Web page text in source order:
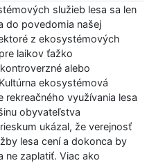
služieb lesa sa len
do povedomia našej
z ekosystémových
laikov ťažko
alebo
ekosystémová
rekreačného využívania lesa
obyvateľstva
ukázal, že verejnosť
lesa cení a dokonca by
ne zaplatiť. Viac ako